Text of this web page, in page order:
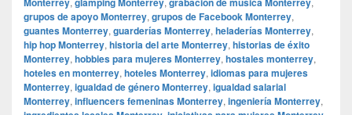
grupos de apoyo Monterrey, grupos de Facebook Monterrey,
guantes Monterrey, guarderías Monterrey, heladerías Monterrey,
hip hop Monterrey, historia del arte Monterrey, historias de éxito
Monterrey, hobbies para mujeres Monterrey, hostales monterrey,
hoteles en monterrey, hoteles Monterrey, idiomas para mujeres
Monterrey, igualdad de género Monterrey, igualdad salarial
Monterrey, influencers femeninas Monterrey, ingeniería Monterrey,